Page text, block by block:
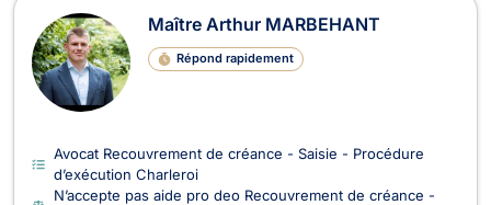
Maître Arthur MARBEHANT
Répond rapidement
Avocat Recouvrement de créance - Saisie - Procédure
d’exécution Charleroi
N’accepte pas aide pro deo Recouvrement de créance -